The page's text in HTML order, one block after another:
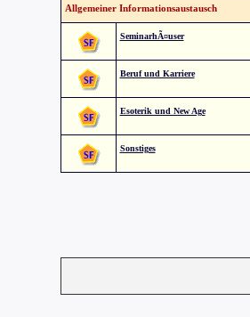
Allgemeiner Informationsaustausch
SeminarhÃ¤user
Beruf und Karriere
Esoterik und New Age
Sonstiges